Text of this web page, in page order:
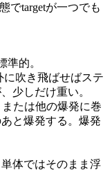
でtargetが一つでも
準的。
に吹き飛ばせばステ
少しだけ重い。
たは他の爆発に巻
と爆発する。爆発
体ではそのまま浮